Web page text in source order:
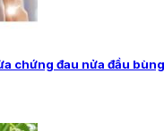
chứng đau nửa đầu